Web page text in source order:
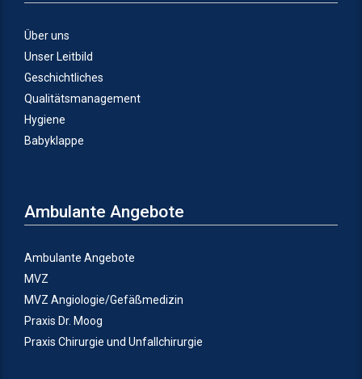
Über uns
Unser Leitbild
Geschichtliches
Qualitätsmanagement
Hygiene
Babyklappe
Ambulante Angebote
Ambulante Angebote
MVZ
MVZ Angiologie/Gefäßmedizin
Praxis Dr. Moog
Praxis Chirurgie und Unfallchirurgie